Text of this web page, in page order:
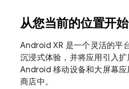
从您当前的位置开始
Android XR 是一个灵活的平
沉浸式体验，并将应用引入
Android 移动设备和大屏幕
商店中。